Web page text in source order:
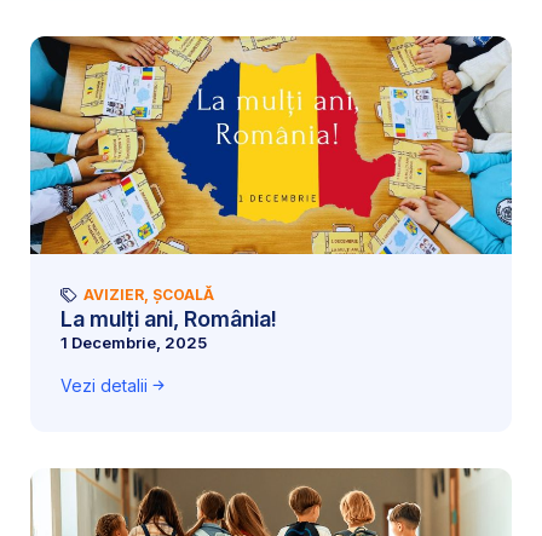
AVIZIER, ȘCOALĂ
La mulți ani, România!
1 Decembrie, 2025
Vezi detalii